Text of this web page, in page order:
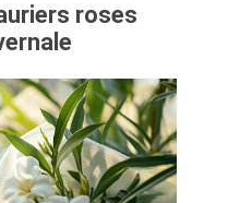
roses